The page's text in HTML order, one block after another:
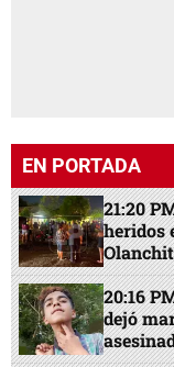
EN PORTADA
21:20
heridos
20:16
dejó